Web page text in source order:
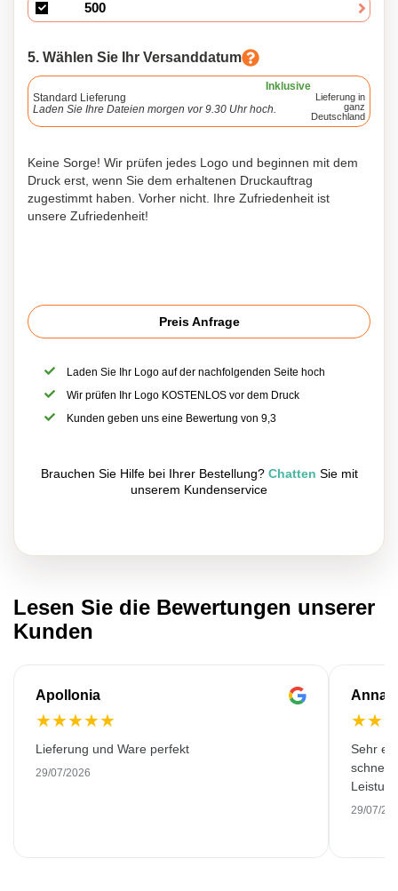
5. Wählen Sie Ihr Versanddatum
Inklusive
Standard Lieferung
Laden Sie Ihre Dateien morgen vor 9.30 Uhr hoch.
Lieferung in
ganz
Deutschland
Keine Sorge! Wir prüfen jedes Logo und beginnen mit dem
Druck erst, wenn Sie dem erhaltenen Druckauftrag
zugestimmt haben. Vorher nicht. Ihre Zufriedenheit ist
unsere Zufriedenheit!
Preis Anfrage
Laden Sie Ihr Logo auf der nachfolgenden Seite hoch
Wir prüfen Ihr Logo KOSTENLOS vor dem Druck
Kunden geben uns eine Bewertung von 9,3
Brauchen Sie Hilfe bei Ihrer Bestellung? Chatten Sie mit
unserem Kundenservice
Lesen Sie die Bewertungen unserer
Kunden
Apollonia
★★★★★
Lieferung und Ware perfekt
29/07/2026
Anna
★★
Sehr
schnell
29/07/